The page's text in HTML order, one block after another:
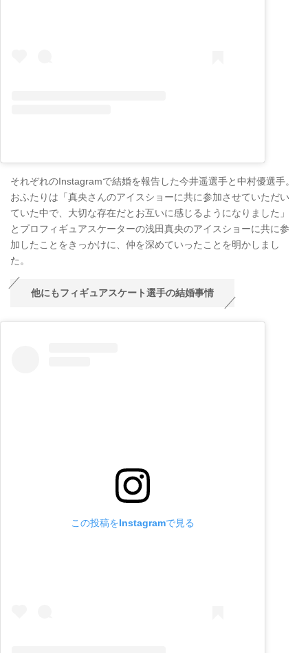
それぞれのInstagramで結婚を報告した今井遥選手と中村優選手。
おふたりは「真央さんのアイスショーに共に参加させていただい
ていた中で、大切な存在だとお互いに感じるようになりました」
とプロフィギュアスケーターの浅田真央のアイスショーに共に参
加したことをきっかけに、仲を深めていったことを明かしまし
た。
他にもフィギュアスケート選手の結婚事情
この投稿をInstagramで見る